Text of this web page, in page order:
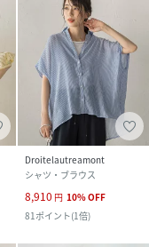
Droitelautreamont
シャツ・ブラウス
8,910 円 10%OFF
81 ポイント(1倍)